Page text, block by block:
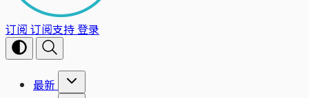
订阅 订阅支持登录
最新